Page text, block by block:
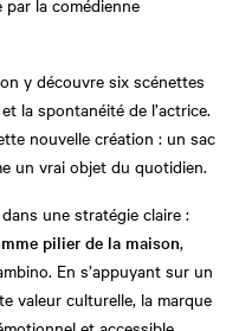
y découvre six scénettes
la spontanéité de l’actrice.
nouvelle création : un sac
un vrai objet du quotidien.
une stratégie claire :
pilier de la maison,
En s’appuyant sur un
valeur culturelle, la marque